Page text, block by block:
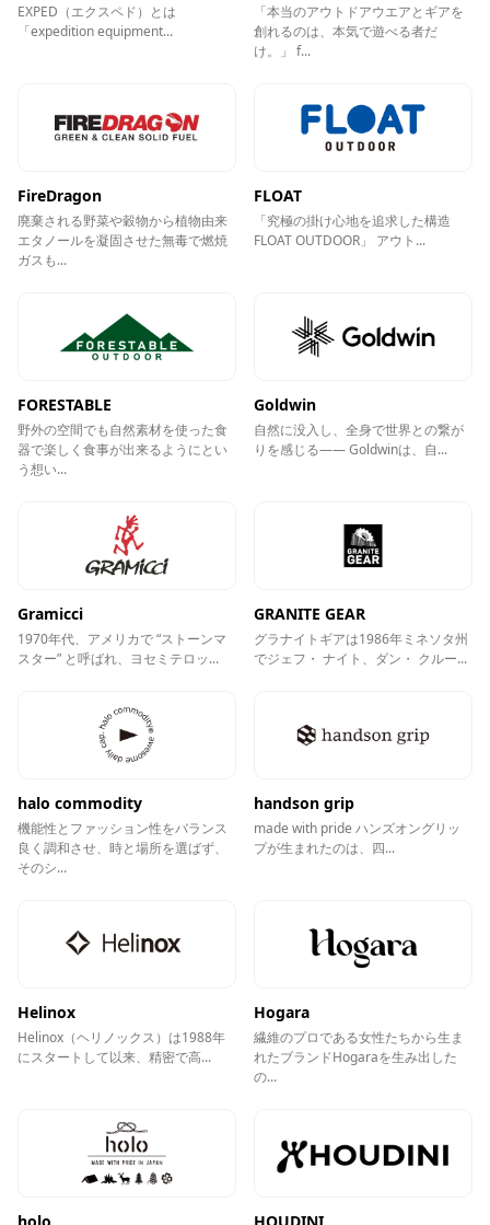
EXPED（エクスペド）とは
「expedition equipment...
「本当のアウトドアウエアとギアを
創れるのは、本気で遊べる者だ
け。」 f...
FireDragon
廃棄される野菜や穀物から植物由来
エタノールを凝固させた無毒で燃焼
ガスも...
FLOAT
「究極の掛け心地を追求した構造
FLOAT OUTDOOR」 アウト...
FORESTABLE
野外の空間でも自然素材を使った食
器で楽しく食事が出来るようにとい
う想い...
Goldwin
自然に没入し、全身で世界との繋が
りを感じる―― Goldwinは、自...
Gramicci
1970年代、アメリカで “ストーンマ
スター” と呼ばれ、ヨセミテロッ...
GRANITE GEAR
グラナイトギアは1986年ミネソタ州
でジェフ・ ナイト、ダン・ クルー...
halo commodity
機能性とファッション性をバランス
良く調和させ、時と場所を選ばず、
そのシ...
handson grip
made with pride ハンズオングリッ
プが生まれたのは、四...
Helinox
Helinox（ヘリノックス）は1988年
にスタートして以来、精密で高...
Hogara
繊維のプロである女性たちから生ま
れたブランドHogaraを生み出した
の...